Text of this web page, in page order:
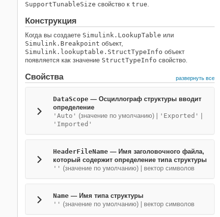
SupportTunableSize свойство к true.
Конструкция
Когда вы создаете Simulink.LookupTable или
Simulink.Breakpoint объект,
Simulink.lookuptable.StructTypeInfo объект
появляется как значение StructTypeInfo свойство.
Свойства развернуть все
DataScope — Осциллограф структуры вводит
определение
'Auto' (значение по умолчанию) | 'Exported'
'Imported'
HeaderFileName — Имя заголовочного файла,
который содержит определение типа структуры
'' (значение по умолчанию) | вектор символов
Name — Имя типа структуры
'' (значение по умолчанию) | вектор символов